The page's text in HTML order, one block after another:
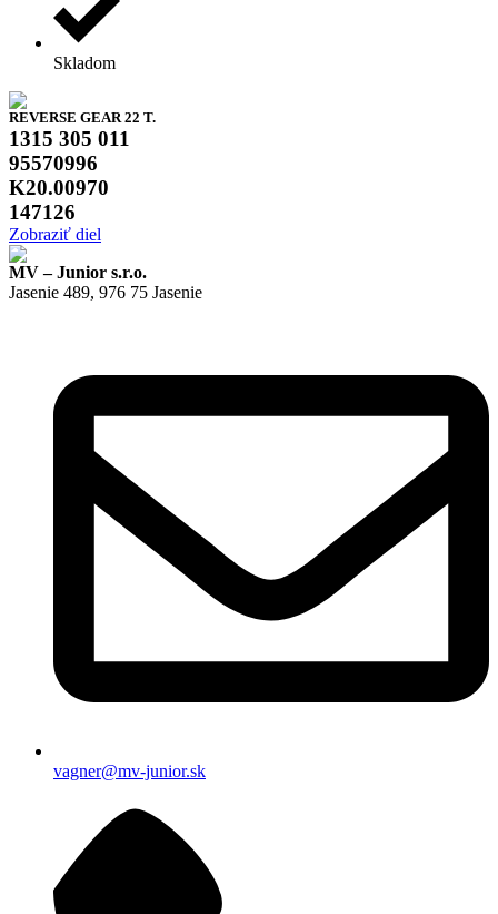
Skladom
REVERSE GEAR 22 T.
1315 305 011
95570996
K20.00970
147126
Zobraziť diel
MV – Junior s.r.o.
Jasenie 489, 976 75 Jasenie
vagner@mv-junior.sk